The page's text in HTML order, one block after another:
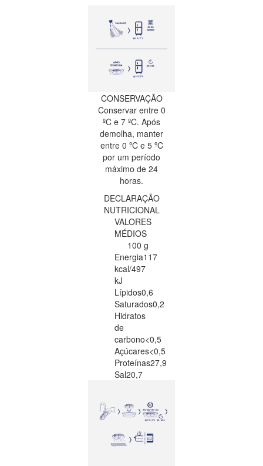
CONSERVAÇÃO
Conservar entre 0
ºC e 7 ºC. Após
demolha, manter
entre 0 ºC e 5 ºC
por um período
máximo de 24
horas.
DECLARAÇÃO
NUTRICIONAL
VALORES
MÉDIOS
100 g
Energia117
kcal/497
kJ
Lípidos0,6
Saturados0,2
Hidratos
de
carbono<0,5
Açúcares<0,5
Proteínas27,9
Sal20,7